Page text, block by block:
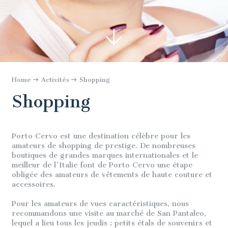
Home Activités Shopping
Shopping
Porto Cervo est une destination célèbre pour les
amateurs de shopping de prestige. De nombreuses
boutiques de grandes marques internationales et le
meilleur de l'Italie font de Porto Cervo une étape
obligée des amateurs de vêtements de haute couture et
accessoires.
Pour les amateurs de vues caractéristiques, nous
recommandons une visite au marché de San Pantaleo,
lequel a lieu tous les jeudis : petits étals de souvenirs et